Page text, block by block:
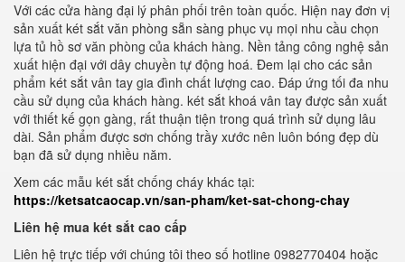
Với các cửa hàng đại lý phân phối trên toàn quốc. Hiện nay đơn vị
sản xuất két sắt văn phòng sẵn sàng phục vụ mọi nhu cầu chọn
lựa tủ hồ sơ văn phòng của khách hàng. Nền tảng công nghệ sản
xuất hiện đại với dây chuyền tự động hoá. Đem lại cho các sản
phẩm két sắt vân tay gia đình chất lượng cao. Đáp ứng tối đa nhu
cầu sử dụng của khách hàng. két sắt khoá vân tay được sản xuất
với thiết kế gọn gàng, rất thuận tiện trong quá trình sử dụng lâu
dài. Sản phẩm được sơn chống trầy xước nên luôn bóng đẹp dù
bạn đã sử dụng nhiều năm.
Xem các mẫu két sắt chống cháy khác tại:
https://ketsatcaocap.vn/san-pham/ket-sat-chong-chay
Liên hệ mua két sắt cao cấp
Liên hệ trực tiếp với chúng tôi theo số hotline 0982770404 hoặc